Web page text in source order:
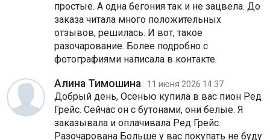
простые. А одна бегония так и не зацвела. До
заказа читала много положительных
отзывов, решилась. И вот, такое
разочарование. Более подробно с
фотографиями написала в контакте.
Алина Тимошина 11 июня 2026 14:37
Добрый день, Осенью купила в вас пион Ред
Грейс. Сейчас он с бутонами, они белые. Я
заказывала и оплачивала Ред Грейс.
Разочарована Больше у вас покупать не буду